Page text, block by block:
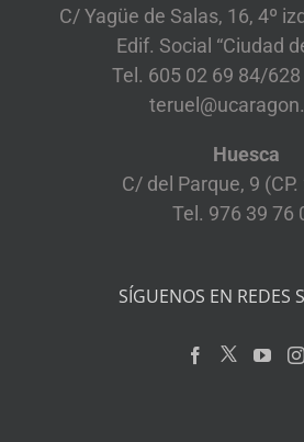
C/ Yagüe de Salas, 16, 4º
Edif. Social “Ciudad
Tel. 605 02 69 84/
Huesca
C/ del Parque, 9
Tel. 976 39 76
SÍGUENOS EN REDES